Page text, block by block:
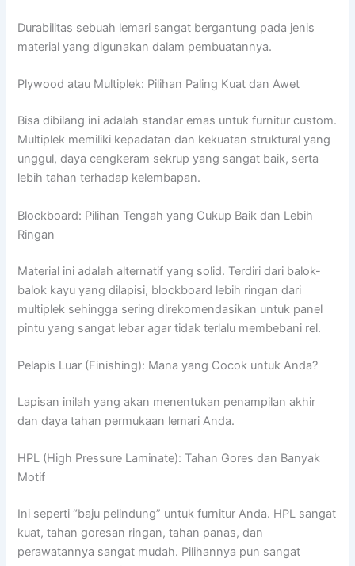
Durabilitas sebuah lemari sangat bergantung pada jenis
material yang digunakan dalam pembuatannya.
Plywood atau Multiplek: Pilihan Paling Kuat dan Awet
Bisa dibilang ini adalah standar emas untuk furnitur custom.
Multiplek memiliki kepadatan dan kekuatan struktural yang
unggul, daya cengkeram sekrup yang sangat baik, serta
lebih tahan terhadap kelembapan.
Blockboard: Pilihan Tengah yang Cukup Baik dan Lebih
Ringan
Material ini adalah alternatif yang solid. Terdiri dari balok-
balok kayu yang dilapisi, blockboard lebih ringan dari
multiplek sehingga sering direkomendasikan untuk panel
pintu yang sangat lebar agar tidak terlalu membebani rel.
Pelapis Luar (Finishing): Mana yang Cocok untuk Anda?
Lapisan inilah yang akan menentukan penampilan akhir
dan daya tahan permukaan lemari Anda.
HPL (High Pressure Laminate): Tahan Gores dan Banyak
Motif
Ini seperti “baju pelindung” untuk furnitur Anda. HPL sangat
kuat, tahan goresan ringan, tahan panas, dan
perawatannya sangat mudah. Pilihannya pun sangat